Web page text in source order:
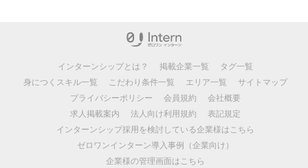
インターンシップとは？ 掲載企業一覧
タグ一覧
身につくスキル一覧
こだわり条件一覧 エリア一覧
サイトマップ
プライバシーポリシー
会員規約
会社概要
求人掲載案内
法人向け利用規約
表記規定
インターンシップ採用を検討している企業様はこちら
ゼロワンインターン導入事例（企業向け）
企業様の管理画面はこちら